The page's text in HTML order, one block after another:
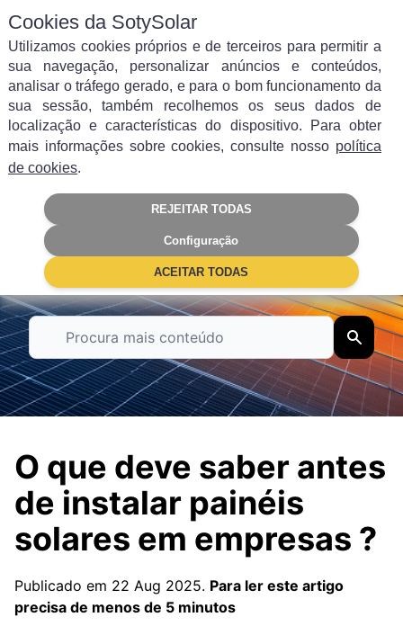
Filtrar por categoria
Autoconsumo
Painéis Solares Poupança
Subsídios Empresas
O que deve saber antes
de instalar painéis
solares em empresas ?
Publicado em 22 Aug 2025. Para ler este artigo
precisa de menos de 5 minutos
Cookies da SotySolar
Utilizamos cookies próprios e de terceiros para permitir a
sua navegação, personalizar anúncios e conteúdos,
analisar o tráfego gerado, e para o bom funcionamento da
sua sessão, também recolhemos os seus dados de
localização e características do dispositivo. Para obter
mais informações sobre cookies, consulte nosso política
de cookies.
REJEITAR TODAS
Configuração
ACEITAR TODAS